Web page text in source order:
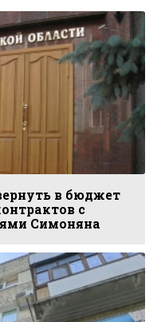
в бюджет
с
Симоняна